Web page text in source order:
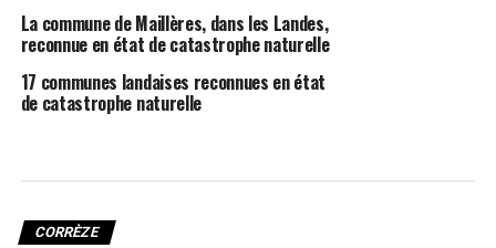
La commune de Maillères, dans les Landes,
reconnue en état de catastrophe naturelle
17 communes landaises reconnues en état
de catastrophe naturelle
CORRÈZE